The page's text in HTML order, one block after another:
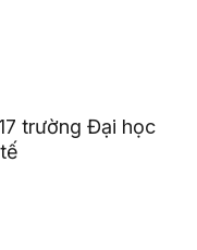
trường Đại học